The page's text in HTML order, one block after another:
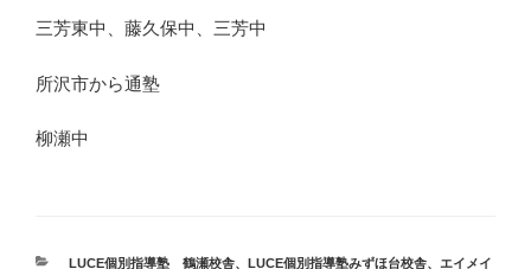
三芳東中、藤久保中、三芳中
所沢市から通塾
柳瀬中
カ
LUCE個別指導塾 鶴瀬校舎、 LUCE個別指導塾みずほ台校舎、
エイメイ